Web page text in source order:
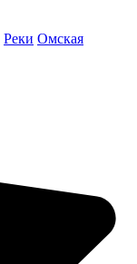
Реки Омская